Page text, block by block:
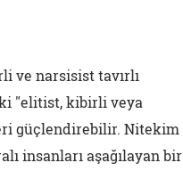
ve narsisist tavırlı
"elitist, kibirli veya
güçlendirebilir. Nitekim
insanları aşağılayan bir